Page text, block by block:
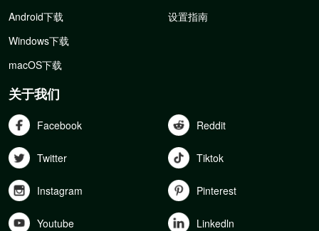
Android下载
Windows下载
macOS下载
设置指南
关于我们
Facebook Reddit
Twitter Tiktok
Instagram Pinterest
Youtube Linkedln